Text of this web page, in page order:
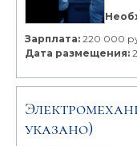
Зарплата: 220 000
Дата размещения:
указано)